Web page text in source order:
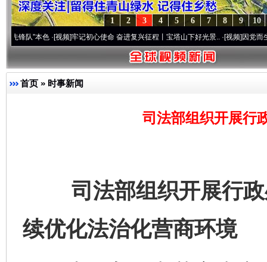
10
9
8
7
6
5
4
3
2
1
·[视频]牢记初心使命 奋进复兴征程丨宝塔山下好光景..·[视频]因党而生 为党而
首页 » 时事新闻
司法部组织开展行
司法部组织开展行政
续优化法治化营商环境